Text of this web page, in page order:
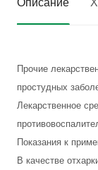
Описание
Прочие
простудных
Лекарственное
Показания к
В качестве